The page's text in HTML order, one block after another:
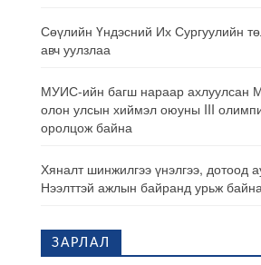
Сөүлийн Үндэсний Их Сургуулийн
авч уулзлаа
МУИС-ийн багш нараар ахлуулсан
олон улсын хиймэл оюуны III
оролцож байна
Хяналт шинжилгээ үнэлгээ, дотоод
Нээлттэй ажлын байранд урьж
ЗАРЛАЛ